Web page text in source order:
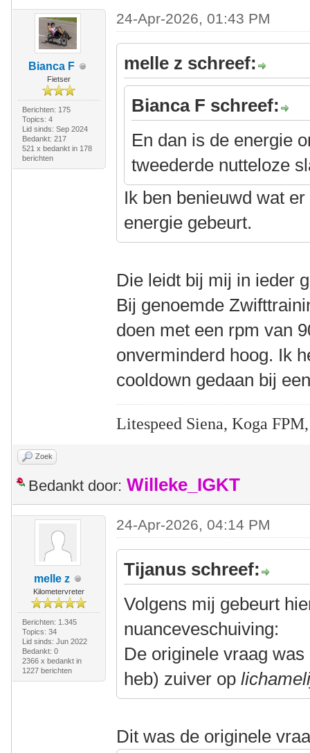
Bianca F
Fietser
Berichten: 175
Topics: 4
Lid sinds: Sep 2024
Bedankt: 217
521 x bedankt in 178
berichten
24-Apr-2026, 01:43 PM
melle z schreef:
Bianca F schreef:
En dan is de energie
tweederde nutteloze
Ik ben benieuwd wat
energie gebeurt.
Die leidt bij mij in ieder
Bij genoemde
doen met een rpm van
onverminderd hoog. Ik
cooldown gedaan bij
Litespeed Siena, Koga
Zoek
Bedankt door: Willeke_IGKT
melle z
Kilometervreter
Berichten: 1.345
Topics: 34
Lid sinds: Jun 2022
Bedankt: 0
2366 x bedankt in
1227 berichten
24-Apr-2026, 04:14 PM
Tijanus schreef:
Volgens mij gebeurt
nuanceveschuiving:
De originele vraag
heb) zuiver op
Dit was de originele